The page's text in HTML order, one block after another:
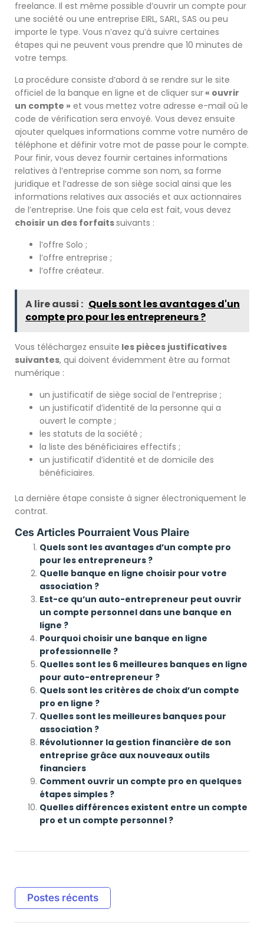
freelance. Il est même possible d’ouvrir un compte pour
une société ou une entreprise EIRL, SARL, SAS ou peu
importe le type. Vous n’avez qu’à suivre certaines
étapes qui ne peuvent vous prendre que 10 minutes de
votre temps.
La procédure consiste d’abord à se rendre sur le site
officiel de la banque en ligne et de cliquer sur« ouvrir
un compte » et vous mettez votre adresse e-mail où le
code de vérification sera envoyé. Vous devez ensuite
ajouter quelques informations comme votre numéro de
téléphone et définir votre mot de passe pour le compte.
Pour finir, vous devez fournir certaines informations
relatives à l’entreprise comme son nom, sa forme
juridique et l’adresse de son siège social ainsi que les
informations relatives aux associés et aux actionnaires
de l’entreprise. Une fois que cela est fait, vous devez
choisir un des forfaitssuivants :
l’offre Solo ;
l’offre entreprise ;
l’offre créateur.
A lire aussi : Quels sont les avantages d'un
compte pro pour les entrepreneurs ?
Vous téléchargez ensuite les pièces justificatives
suivantes, qui doivent évidemment être au format
numérique :
un justificatif de siège social de l’entreprise ;
un justificatif d’identité de la personne qui a
ouvert le compte ;
les statuts de la société ;
la liste des bénéficiaires effectifs ;
un justificatif d’identité et de domicile des
bénéficiaires.
La dernière étape consiste à signer électroniquement le
contrat.
Ces Articles Pourraient Vous Plaire
Quels sont les avantages d’un compte pro
pour les entrepreneurs ?
Quelle banque en ligne choisir pour votre
association ?
Est-ce qu’un auto-entrepreneur peut ouvrir
un compte personnel dans une banque en
ligne ?
Pourquoi choisir une banque en ligne
professionnelle ?
Quelles sont les 6 meilleures banques en ligne
pour auto-entrepreneur ?
Quels sont les critères de choix d’un compte
pro en ligne ?
Quelles sont les meilleures banques pour
association ?
Révolutionner la gestion financière de son
entreprise grâce aux nouveaux outils
financiers
Comment ouvrir un compte pro en quelques
étapes simples ?
Quelles différences existent entre un compte
pro et un compte personnel ?
Postes récents